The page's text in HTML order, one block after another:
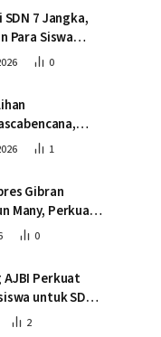
7 Jangka,
Para Siswa
Layak
0
1
Gibran
Many, Perkuat
Indonesia –
0
AJBI Perkuat
untuk SDM
Timur
2